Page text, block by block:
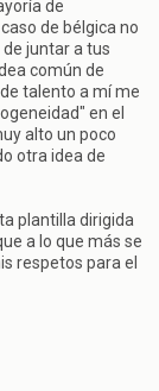
de
de bélgica no
juntar a tus
común de
talento a mí me
en el
alto un poco
otra idea de
plantilla dirigida
a lo que más se
respetos para el